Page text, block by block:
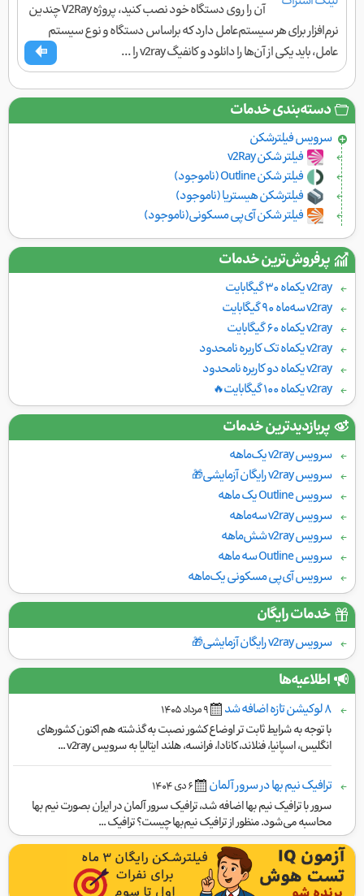
آن را روی دستگاه خود نصب کنید، پروژه V2Ray چندین
نرم‌افزار برای هر سیستم‌عامل دارد که براساس دستگاه و نوع سیستم‌
عامل، باید یکی از آن‌ها را دانلود و کانفیگ v2ray را ...
دسته‌بندی خدمات
سرویس فیلتر‌شکن
فیلتر شکن v2Ray
فیلتر شکن Outline (ناموجود)
فیلترشکن هیستریا (ناموجود)
فیلتر شکن آی‌پی مسکونی(ناموجود)
پرفروش‌ترین خدمات
v2ray یکماه ۳۰ گیگابایت
v2ray سه‌ماه ۹۰ گیگابایت
v2ray یکماه ۶۰ گیگابایت
v2ray یکماه تک کاربره نامحدود
v2ray یکماه دو کاربره نامحدود
v2ray یکماه ۱۰۰ گیگابایت🔥
پربازدیدترین خدمات
سرویس v2ray یک‌ماهه
سرویس v2ray رایگان آزمایشی🎁
سرویس Outline یک ماهه
سرویس v2ray سه‌ماهه
سرویس v2ray شش‌ماهه
سرویس Outline سه ماهه
سرویس آی‌پی مسکونی یک‌ماهه
خدمات رایگان
سرویس v2ray رایگان آزمایشی🎁
اطلاعیه‌ها
۸ لوکیشن تازه اضافه شد ٩ مرداد ١۴۰۵
با توجه به شرایط ثابت تر اوضاع کشور نصبت به گذشته هم اکنون کشورهای
انگلیس، اسپانیا، فنلاند، کانادا، فرانسه، هلند ایتالیا به سرویس v2ray ...
ترافیک نیم بها در سرور آلمان ۶ دی ١۴۰۴
سرور با ترافیک نیم بها اضافه شد، ترافیک سرور آلمان در ایران بصورت نیم بها
محاسبه می‌شود. منظور از ترافیک نیم‌بها چیست؟ ترافیک ...